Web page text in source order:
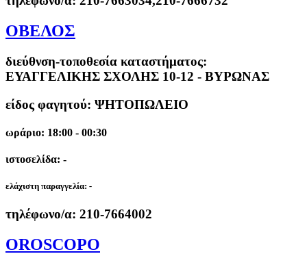
ΟΒΕΛΟΣ
διεύθνση-τοποθεσία καταστήματος:
ΕΥΑΓΓΕΛΙΚΗΣ ΣΧΟΛΗΣ 10-12 - ΒΥΡΩΝΑΣ
είδος φαγητού: ΨΗΤΟΠΩΛΕΙΟ
ωράριο: 18:00 - 00:30
ιστοσελίδα: -
ελάχιστη παραγγελία: -
τηλέφωνο/α: 210-7664002
OROSCOPO